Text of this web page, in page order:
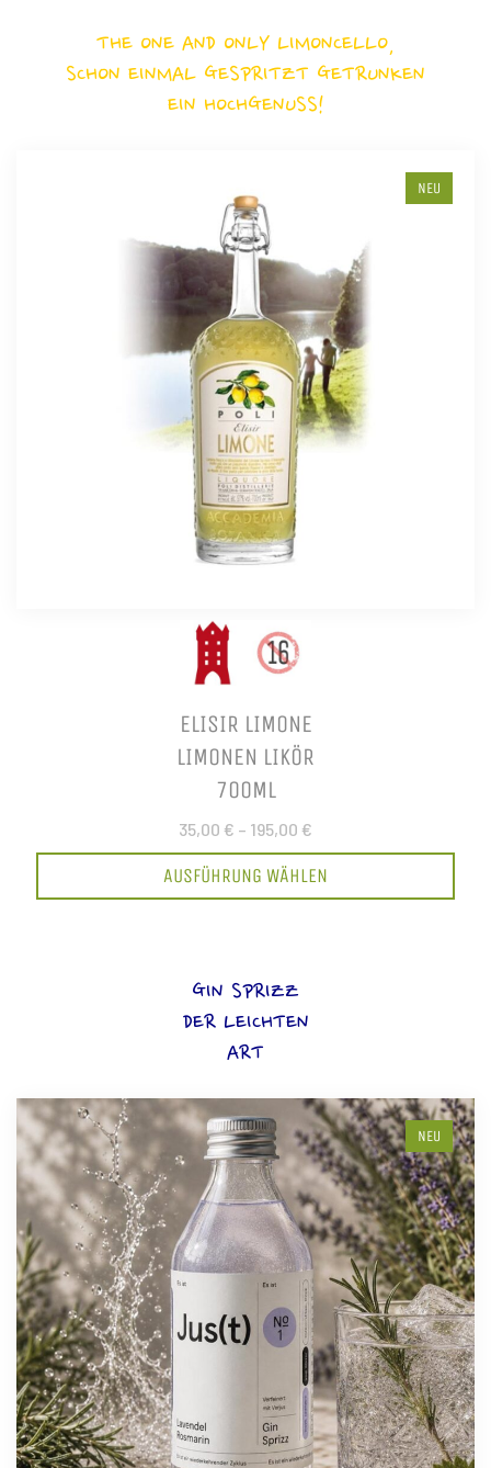
THE ONE AND ONLY LIMONCELLO,
SCHON EINMAL GESPRITZT GETRUNKEN
EIN HOCHGENUSS!
NEU
ELISIR LIMONE
LIMONEN LIKÖR
700ML
35,00 € – 195,00 €
AUSFÜHRUNG WÄHLEN
GIN SPRIZZ
DER LEICHTEN
ART
NEU